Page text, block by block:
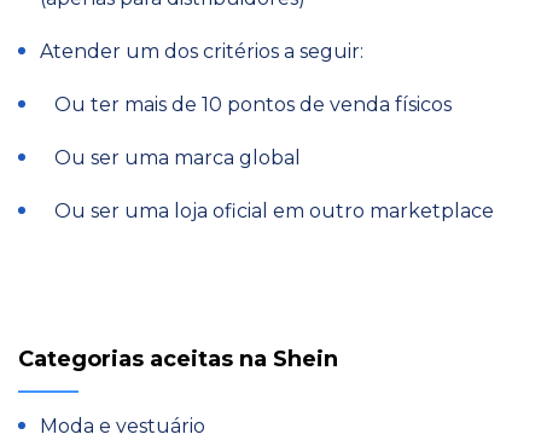
Atender um dos critérios a seguir:
Ou ter mais de 10 pontos de venda físicos
Ou ser uma marca global
Ou ser uma loja oficial em outro marketplace
Categorias aceitas na Shein
Moda e vestuário